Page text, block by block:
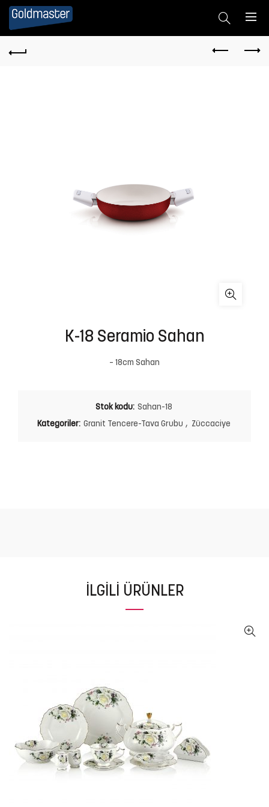
K-18 Seramio Sahan
– 18cm Sahan
Stok kodu: Sahan-18
Kategoriler: Granit Tencere-Tava Grubu , Züccaciye
İLGILI ÜRÜNLER